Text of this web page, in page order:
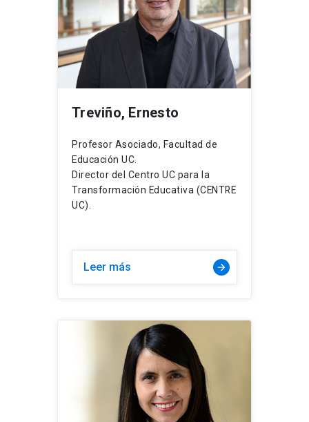
Treviño, Ernesto
Profesor Asociado, Facultad de
Educación UC.
Director del Centro UC para la
Transformación Educativa (CENTRE
UC).
Leer más